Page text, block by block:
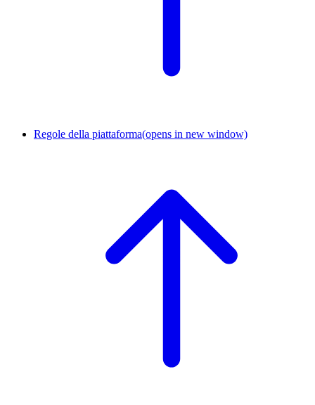
Regole della piattaforma(opens in new window)